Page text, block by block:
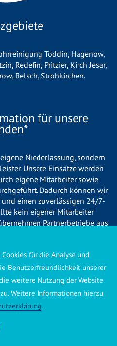
Toddin, Hagenow,
, Redefin, Pritzier, Kirch Jesar,
, Belsch, Strohkirchen.
für unsere
Niederlassung, sondern
Unsere Einsätze werden
eigene Mitarbeiter sowie
Dadurch können wir
einen zuverlässigen 24/7-
kein eigener Mitarbeiter
Partnerbetriebe aus
Arbeiten transparent über die
informieren und ortsübliche
berechnen.
0176 160 517 86
für die Analyse und
Benutzerfreundlichkeit unserer
weitere Nutzung der Website
Weitere Informationen hierzu
.